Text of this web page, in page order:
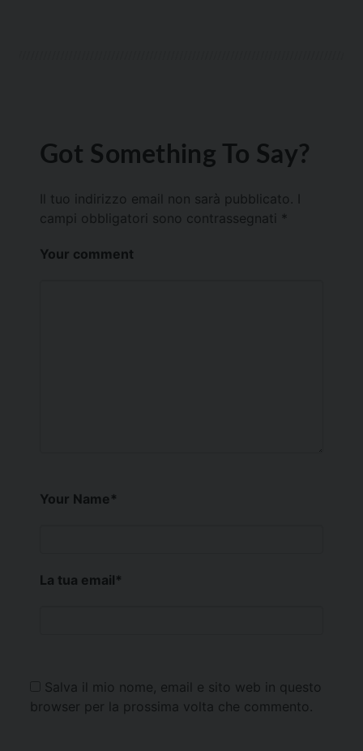
Got Something To Say?
Il tuo indirizzo email non sarà pubblicato.
campi obbligatori sono contrassegnati *
Your comment
Your Name*
La tua email*
Salva il mio nome, email e sito web in questo
browser per la prossima volta che commento.